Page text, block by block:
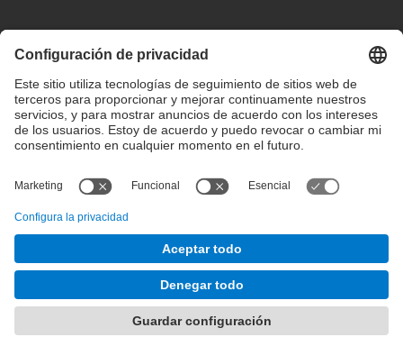
Configuración de privacidad
Condiciones de uso